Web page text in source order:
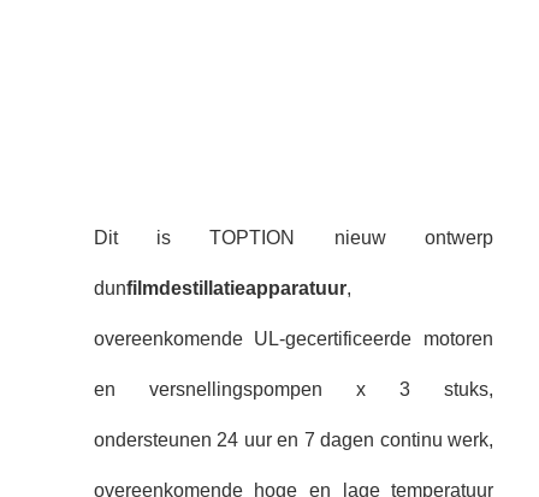
Dit is TOPTION nieuw ontwerp
dunfilmdestillatieapparatuur,
overeenkomende UL-gecertificeerde motoren
en versnellingspompen x 3 stuks,
ondersteunen 24 uur en 7 dagen continu werk,
overeenkomende hoge en lage temperatuur